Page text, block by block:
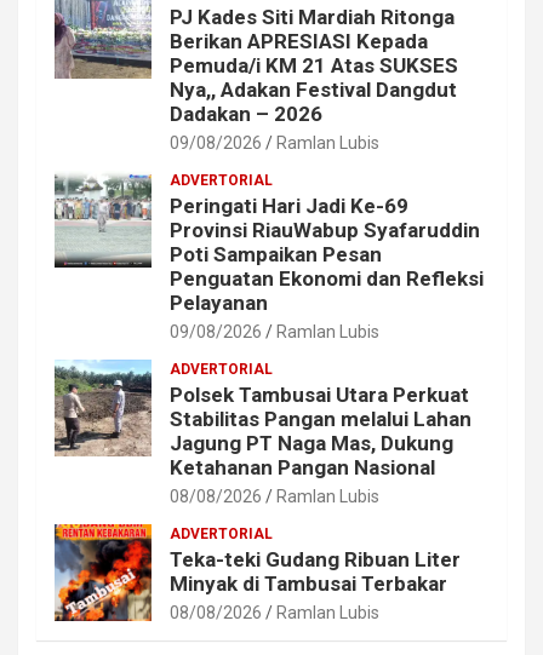
PJ Kades Siti Mardiah Ritonga
Berikan APRESIASI Kepada
Pemuda/i KM 21 Atas SUKSES
Nya,, Adakan Festival Dangdut
Dadakan – 2026
09/08/2026 Ramlan Lubis
ADVERTORIAL
Peringati Hari Jadi Ke-69
Provinsi RiauWabup Syafaruddin
Poti Sampaikan Pesan
Penguatan Ekonomi dan Refleksi
Pelayanan
09/08/2026 Ramlan Lubis
ADVERTORIAL
Polsek Tambusai Utara Perkuat
Stabilitas Pangan melalui Lahan
Jagung PT Naga Mas, Dukung
Ketahanan Pangan Nasional
08/08/2026 Ramlan Lubis
ADVERTORIAL
Teka-teki Gudang Ribuan Liter
Minyak di Tambusai Terbakar
08/08/2026 Ramlan Lubis